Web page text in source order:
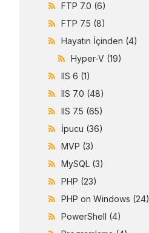
FTP 7.0 (6)
FTP 7.5 (8)
Hayatın İçinden (4)
Hyper-V (19)
IIS 6 (1)
IIS 7.0 (48)
IIS 7.5 (65)
İpucu (36)
MVP (3)
MySQL (3)
PHP (23)
PHP on Windows (24)
PowerShell (4)